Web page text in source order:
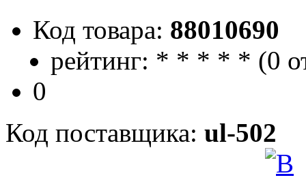
Код товара: 88010690
рейтинг: * * * * * (0
0
Код поставщика: ul-502